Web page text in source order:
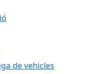
de vehicles